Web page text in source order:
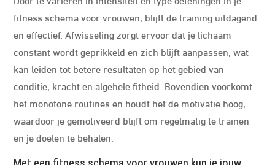
fitness schema voor vrouwen, blijft de training uitdagend
en effectief. Afwisseling zorgt ervoor dat je lichaam
constant wordt geprikkeld en zich blijft aanpassen, wat
kan leiden tot betere resultaten op het gebied van
conditie, kracht en algehele fitheid. Bovendien voorkomt
het monotone routines en houdt het de motivatie hoog,
waardoor je gemotiveerd blijft om regelmatig te trainen
en je doelen te behalen.